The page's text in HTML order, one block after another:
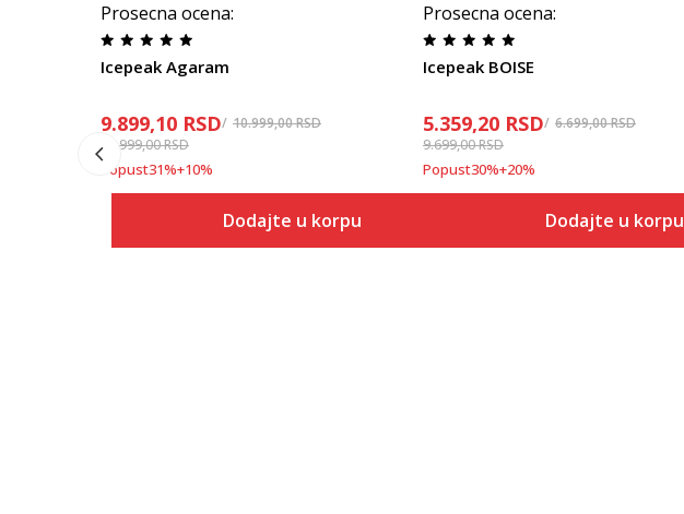
Prosecna ocena:
Icepeak Agaram
9.899,10 RSD 10.999,00RSD
15.999,00RSD
Popust31%+10%
Dodajte u korpu
Prosecna ocena:
Icepeak BOISE
5.359,20 RSD 6.699,00RSD
9.699,00RSD
Popust30%+20%
Dodajte u korpu